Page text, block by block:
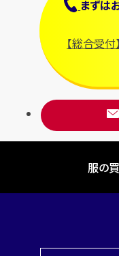
まずは
【総合受
服の